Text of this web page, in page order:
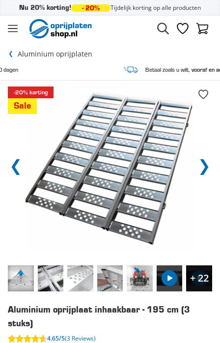
Nu 20% korting! - 20% Tijdelijk korting op alle producten
Ga naar de inhoud
Verlanglijst
Aluminium oprijplaten
Betaal zoals u wilt, vooraf en achteraf
-20% korting
Sale
+ 22
Aluminium oprijplaat inhaakbaar - 195 cm (3
stuks)
4.65/5(3 Reviews)